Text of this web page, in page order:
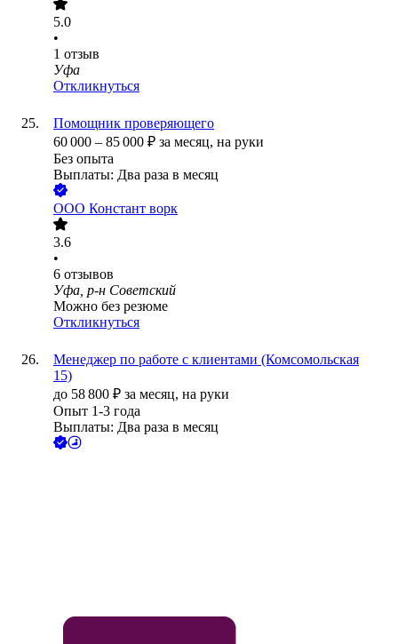
5.0
•
1 отзыв
Уфа
Откликнуться
Помощник проверяющего
60 000 – 85 000 ₽ за месяц, на руки
Без опыта
Выплаты: Два раза в месяц
ООО Констант ворк
3.6
•
6 отзывов
Уфа, р-н Советский
Можно без резюме
Откликнуться
Менеджер по работе с клиентами (Комсомольская
15)
до 58 800 ₽ за месяц, на руки
Опыт 1-3 года
Выплаты: Два раза в месяц